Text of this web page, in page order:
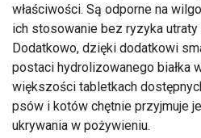
właściwości. Są odporne na
ich stosowanie bez ryzyka
Dodatkowo, dzięki dodatkowi
postaci hydrolizowanego białka
większości tabletkach
psów i kotów chętnie przyjmuje
ukrywania w pożywieniu.